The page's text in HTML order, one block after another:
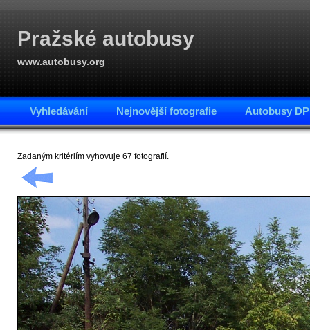
Pražské autobusy
www.autobusy.org
Vyhledávání Nejnovější fotografie Autobusy
Zadaným kritériím vyhovuje 67 fotografií.